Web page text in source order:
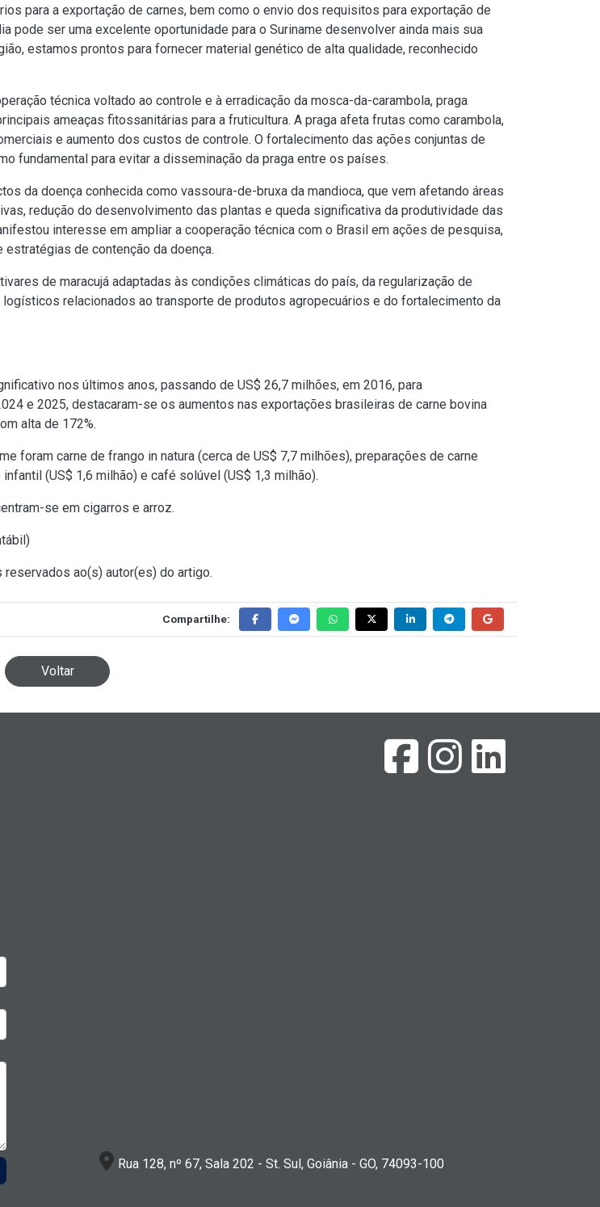
para a exportação de carnes, bem como o envio dos requisitos para exportação de
pode ser uma excelente oportunidade para o Suriname desenvolver ainda mais sua
estamos prontos para fornecer material genético de alta qualidade, reconhecido
técnica voltado ao controle e à erradicação da mosca-da-carambola, praga
ameaças fitossanitárias para a fruticultura. A praga afeta frutas como carambola,
e aumento dos custos de controle. O fortalecimento das ações conjuntas de
fundamental para evitar a disseminação da praga entre os países.
da doença conhecida como vassoura-de-bruxa da mandioca, que vem afetando áreas
redução do desenvolvimento das plantas e queda significativa da produtividade das
interesse em ampliar a cooperação técnica com o Brasil em ações de pesquisa,
de contenção da doença.
de maracujá adaptadas às condições climáticas do país, da regularização de
relacionados ao transporte de produtos agropecuários e do fortalecimento da
nos últimos anos, passando de US$ 26,7 milhões, em 2016, para
e 2025, destacaram-se os aumentos nas exportações brasileiras de carne bovina
alta de 172%.
foram carne de frango in natura (cerca de US$ 7,7 milhões), preparações de carne
(US$ 1,6 milhão) e café solúvel (US$ 1,3 milhão).
se em cigarros e arroz.
)
ao(s) autor(es) do artigo.
Compartilhe:
Voltar
Rua 128, nº 67, Sala 202 - St. Sul, Goiânia - GO, 74093-100